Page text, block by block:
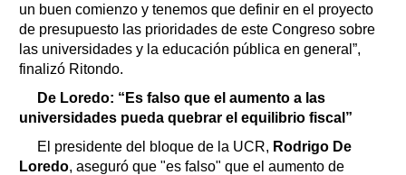
un buen comienzo y tenemos que definir en el proyecto
de presupuesto las prioridades de este Congreso sobre
las universidades y la educación pública en general”,
finalizó Ritondo.
De Loredo: “Es falso que el aumento a las
universidades pueda quebrar el equilibrio fiscal”
El presidente del bloque de la UCR, Rodrigo De
Loredo, aseguró que "es falso" que el aumento de